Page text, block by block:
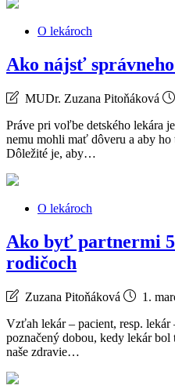
O lekároch
Ako nájsť
MUDr. Zuzana Pitoňáková
Práve pri voľbe detského lekára
nemu mohli mať dôveru a aby ho
Dôležité je, aby…
O lekároch
Ako byť partnermi
rodičoch
Zuzana Pitoňáková 1.
Vzťah lekár – pacient, resp. lekár
poznačený dobou, kedy lekár bol
naše zdravie…